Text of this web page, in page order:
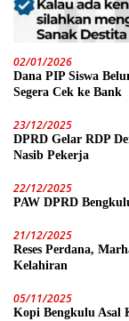
02/01/2026
Dana PIP Siswa
Segera Cek ke Bank
23/12/2025
DPRD Gelar RDP
Nasib Pekerja
22/12/2025
PAW DPRD
21/12/2025
Reses Perdana,
Kelahiran
05/11/2025
Kopi Bengkulu Asal